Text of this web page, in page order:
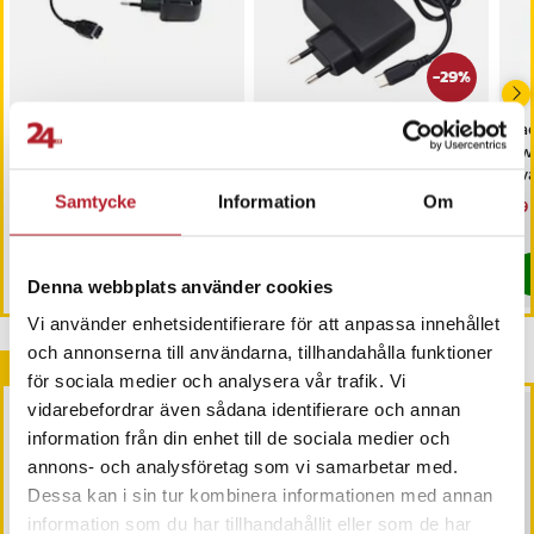
Samtycke Information Om
Denna webbplats använder cookies
Vi använder enhetsidentifierare för att anpassa innehållet
och annonserna till användarna, tillhandahålla funktioner
för sociala medier och analysera vår trafik. Vi
vidarebefordrar även sådana identifierare och annan
information från din enhet till de sociala medier och
annons- och analysföretag som vi samarbetar med.
Dessa kan i sin tur kombinera informationen med annan
information som du har tillhandahållit eller som de har
Laddare kompatibel med
Nintendo DS och
Kompakt reseadapter
:89 kr
89 kr
Just nu har vi bara 3 kvar av denna produkt
-29%
Original Nintendo Switch
Nuvarande pris
249 kr
Andra köpte också